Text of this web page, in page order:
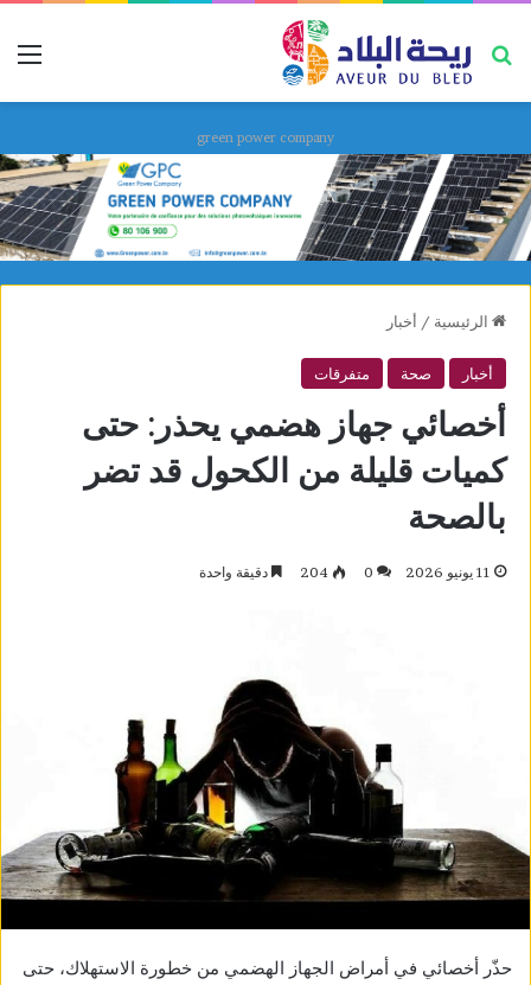
بحث عن
green power company
الرئيسية / أخبار
أخبار صحة متفرقات
أخصائي جهاز هضمي يحذر: حتى
كميات قليلة من الكحول قد تضر
بالصحة
11 يونيو 2026 0
204 دقيقة واحدة
حذّر أخصائي في أمراض الجهاز الهضمي من خطورة الاستهلاك، حتى